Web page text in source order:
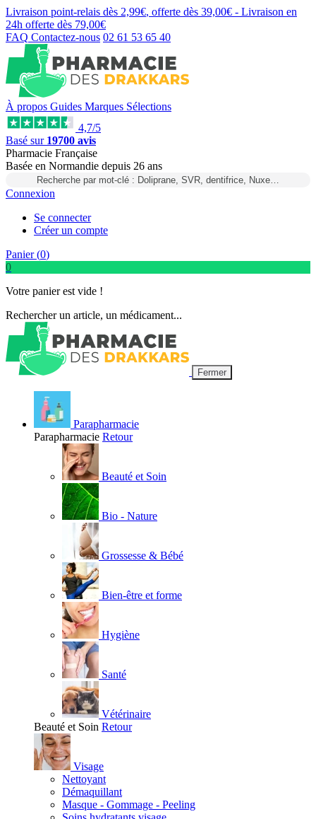
Livraison point-relais dès 2,99€, offerte dès 39,00€ - Livraison en
24h offerte dès 79,00€
FAQ Contactez-nous 02 61 53 65 40
À propos Guides Marques Sélections
4,7/5
Basé sur 19700 avis
Pharmacie Française
Basée en Normandie depuis 26 ans
Recherche par mot-clé : Doliprane, SVR, dentifrice, Nuxe…
Connexion
Se connecter
Créer un compte
Panier (0)
0
Votre panier est vide !
Rechercher un article, un médicament...
Fermer
Parapharmacie
Parapharmacie Retour
Beauté et Soin
Bio - Nature
Grossesse & Bébé
Bien-être et forme
Hygiène
Santé
Vétérinaire
Beauté et Soin Retour
Visage
Nettoyant
Démaquillant
Masque - Gommage - Peeling